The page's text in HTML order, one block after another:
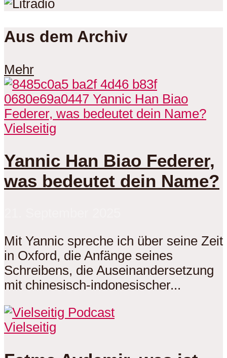
Aus dem Archiv
Mehr
Vielseitig
Yannic Han Biao Federer,
was bedeutet dein Name?
Mit Yannic spreche ich über seine Zeit
in Oxford, die Anfänge seines
Schreibens, die Auseinandersetzung
mit chinesisch-indonesischer...
Vielseitig